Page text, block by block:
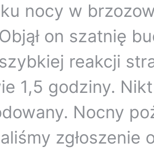
nocy w
on szatnię
reakcji
1,5 godziny.
Nocny
zgłoszenie